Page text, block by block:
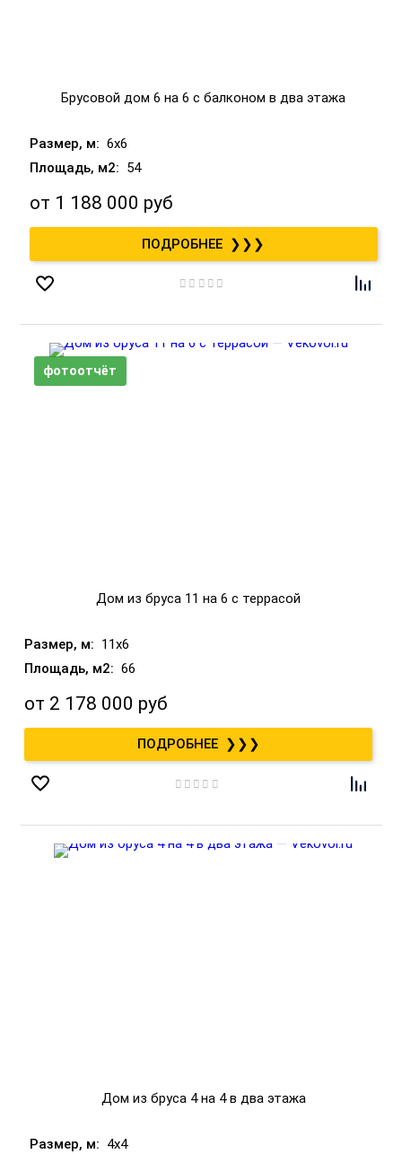
Брусовой дом 6 на 6 с балконом в два этажа
6x6
54
от 1 188 000 руб
❯❯❯
Дом из бруса 11 на 6 с террасой
11x6
66
от 2 178 000 руб
❯❯❯
Дом из бруса 4 на 4 в два этажа
4x4